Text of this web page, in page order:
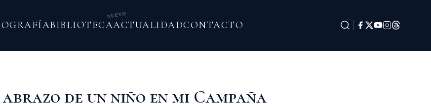
BIBLIOTECA
NUEVO
ACTUALIDADCONTACTO
de un niño en mi Campaña